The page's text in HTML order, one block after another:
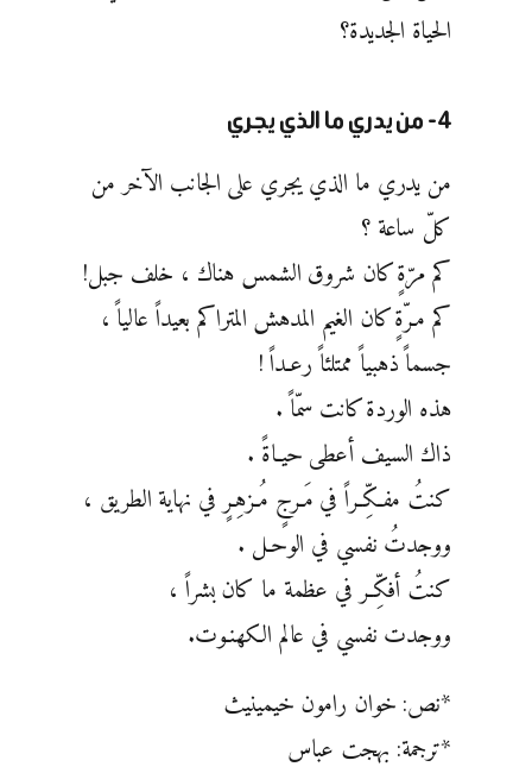
الحياة الجديدة؟
4- من يدري ما الذي يجري
من يدري ما الذي يجري على الجانب الآخر من
كلّ ساعة ؟
كم مرّةٍ كان شروق الشمس هناك ، خلف جبل!
كم مـرّةٍ كان الغيم المدهش المتراكم بعيداً عالياً ،
جسماً ذهبياً ممتلئاً رعـداً !
هذه الوردة كانت سمّاً .
ذاك السيف أعطى حيـاةً .
كنتُ مفـكِّـراً في مَـرجٍ مُـزهِـرٍ في نهاية الطريق ،
ووجدتُ نفسي في الوحـل .
كنتُ أفكِّـر في عظمة ما كان بشراً ،
ووجدت نفسي في عالم الكهنـوت.
*نص: خوان رامون خيمينيث
*ترجمة: بهجت عباس